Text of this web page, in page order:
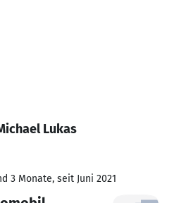
Lukas
3 Monate, seit Juni 2021